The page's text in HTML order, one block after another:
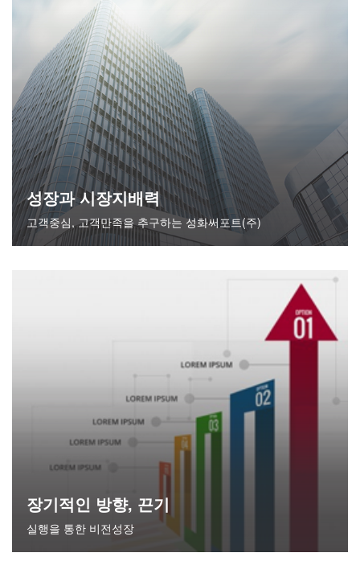
성장과 시장지배력
고객중심, 고객만족을 추구하는 성화써포트(주)
장기적인 방향, 끈기
실행을 통한 비전성장